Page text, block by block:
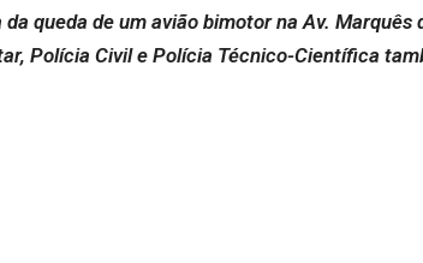
queda de um avião bimotor na Av.
Polícia Civil e Polícia Técnico-Científica